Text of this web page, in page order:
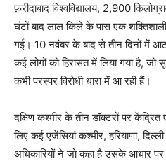
फ़रीदाबाद विश्वविद्यालय, 2,900
घंटों बाद लाल किले के पास एक
गई। 10 नवंबर के बाद से तीन दिनों में आठ
कई लोगों को हिरासत में लिया गया है,
कभी परस्पर विरोधी धारा में आ रही हैं।
दक्षिण कश्मीर के तीन डॉक्टरों पर
लिए कई एजेंसियां ​​कश्मीर, हरियाणा,
अधिकारियों ने जो कहा है उसके आधार